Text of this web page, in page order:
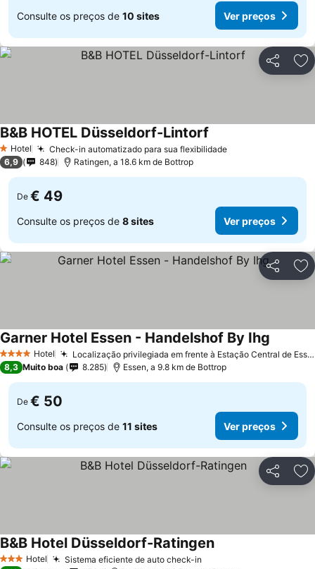
Consulte os preços de 10 sites Ver preços
Partilhar
1 Estrelas
Hotel Check-in automatizado para sua flexibilidadeVer preços
B&B HOTEL Düsseldorf-Lintorf
6,9 848 Ratingen, a 18.6 km de Bottrop
De € 49
Consulte os preços de 8 sites Ver preços
Partilhar
4 EstrelasHotel Localização privilegiada em frente à Estação Central de Essen
Garner Hotel Essen - Handelshof By Ihg
8,3 Muito boa 8.285 Essen, a 9.8 km de Bottrop
De € 50
Consulte os preços de 11 sites Ver preços
Partilhar
3 EstrelasHotel Sistema eficiente de auto check-in
B&B Hotel Düsseldorf-RatingenVer preços